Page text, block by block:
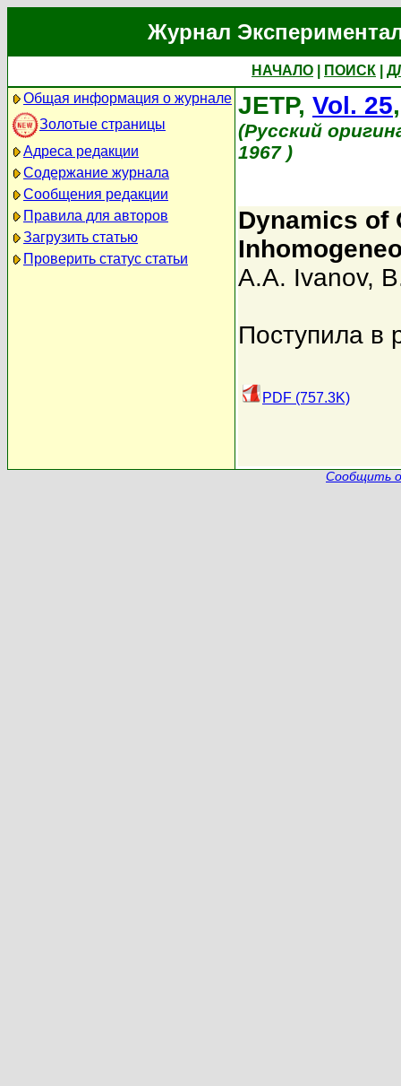
Журнал
НАЧАЛО ПОИСК
Общая информация о журнале
Золотые страницы
Адреса редакции
Содержание журнала
Сообщения редакции
Правила для авторов
Загрузить статью
Проверить статус статьи
JETP, Vol. 25
(Русский
1967 )
Dynamics of
A.A. Ivanov,
Поступила в
PDF (757.3K)
Сообщить о